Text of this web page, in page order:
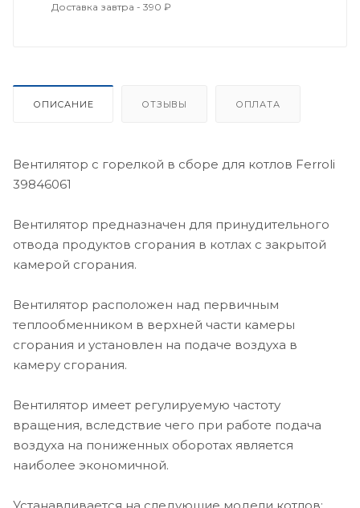
Доставка завтра - 390 ₽
ОПИСАНИЕ ОТЗЫВЫ ОПЛАТА
Вентилятор с горелкой в сборе для котлов Ferroli
39846061
Вентилятор предназначен для принудительного
отвода продуктов сгорания в котлах с закрытой
камерой сгорания.
Вентилятор расположен над первичным
теплообменником в верхней части камеры
сгорания и установлен на подаче воздуха в
камеру сгорания.
Вентилятор имеет регулируемую частоту
вращения, вследствие чего при работе подача
воздуха на пониженных оборотах является
наиболее экономичной.